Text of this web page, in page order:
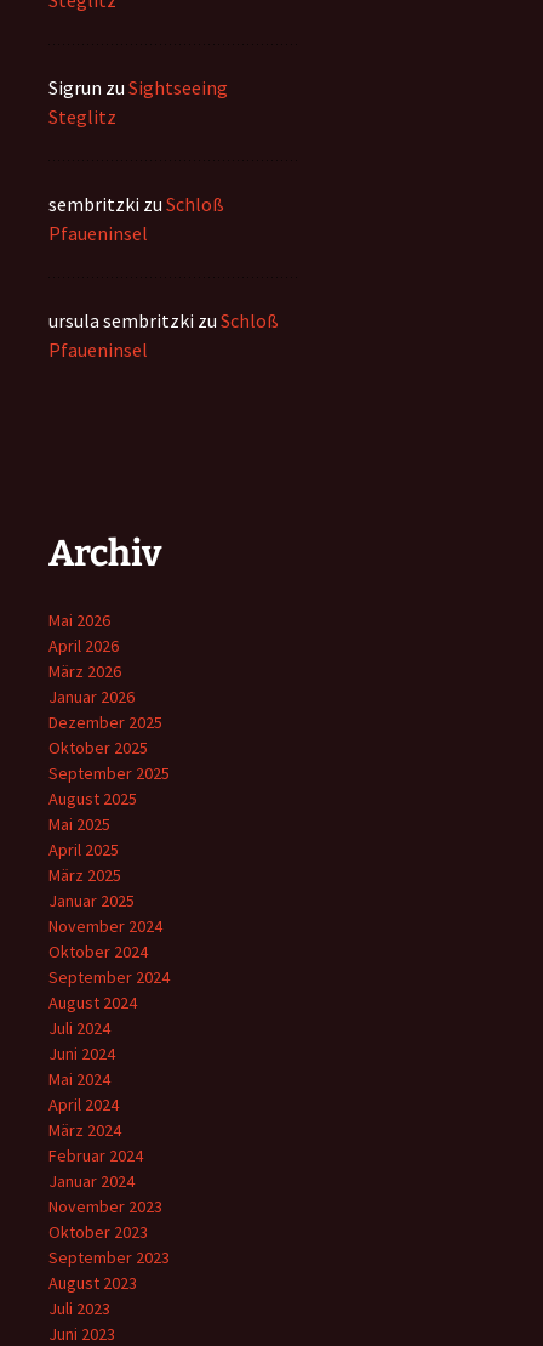
Sigrun zu Sightseeing
Steglitz
sembritzki zu Schloß
Pfaueninsel
ursula sembritzki zu Schloß
Pfaueninsel
Archiv
Mai 2026
April 2026
März 2026
Januar 2026
Dezember 2025
Oktober 2025
September 2025
August 2025
Mai 2025
April 2025
März 2025
Januar 2025
November 2024
Oktober 2024
September 2024
August 2024
Juli 2024
Juni 2024
Mai 2024
April 2024
März 2024
Februar 2024
Januar 2024
November 2023
Oktober 2023
September 2023
August 2023
Juli 2023
Juni 2023